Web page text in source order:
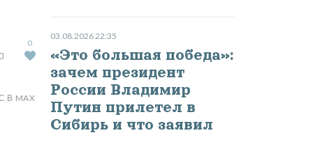
0
В MAX
03.08.2026 22:35
«Это большая победа»:
зачем президент
России Владимир
Путин прилетел в
Сибирь и что заявил